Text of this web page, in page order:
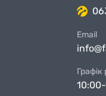
Email